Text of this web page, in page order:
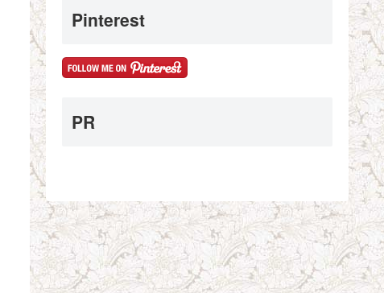
Pinterest
PR